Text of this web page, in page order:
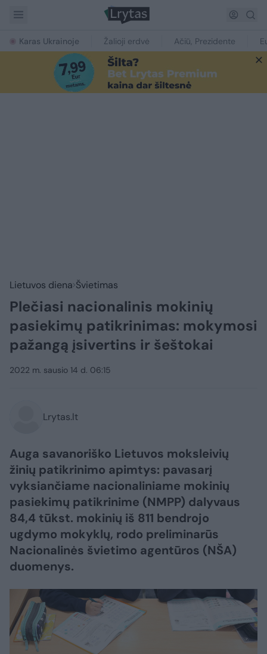
Karas Ukrainoje Žalioji erdvė Ačiū, Prezidente
Lietuvos diena Švietimas
Plečiasi nacionalinis mokinių
pasiekimų patikrinimas: mokymosi
pažangą įsivertins ir šeštokai
2022 m. sausio 14 d. 06:15
Lrytas.lt
Auga savanoriško Lietuvos moksleivių
žinių patikrinimo apimtys: pavasarį
vyksiančiame nacionaliniame mokinių
pasiekimų patikrinime (NMPP) dalyvaus
84,4 tūkst. mokinių iš 811 bendrojo
ugdymo mokyklų, rodo preliminarūs
Nacionalinės švietimo agentūros (NŠA)
duomenys.